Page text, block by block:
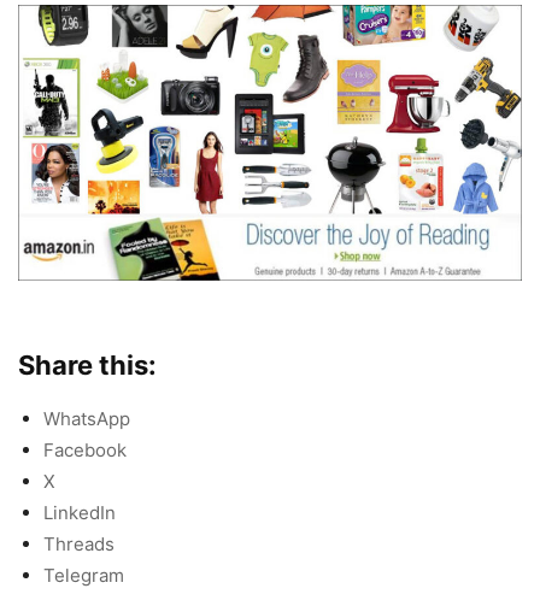
Share this:
WhatsApp
Facebook
X
LinkedIn
Threads
Telegram